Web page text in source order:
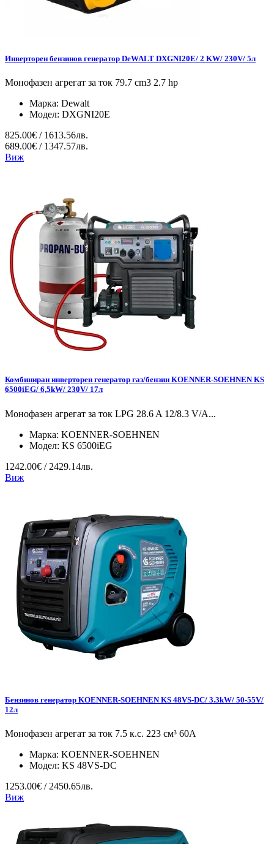
Инверторен бензинов генератор DeWALT DXGNI20E/ 2 KW/ 230V/ 5л
Монофазен агрегат за ток 79.7 cm3 2.7 hp
Марка: Dewalt
Модел: DXGNI20E
825.00€ / 1613.56лв.
689.00€ / 1347.57лв.
Виж
Комбиниран инверторен генератор газ/бензин KOENNER-SOEHNEN KS
6500iEG/ 6,5kW/ 230V/ 17л
Монофазен агрегат за ток LPG 28.6 A 12/8.3 V/А...
Марка: KOENNER-SOEHNEN
Модел: KS 6500iEG
1242.00€ / 2429.14лв.
Виж
Бензинов генератор KOENNER-SOEHNEN KS 48VS-DC/ 3.3kW/ 50-55V/
12л
Монофазен агрегат за ток 7.5 к.с. 223 см³ 60А
Марка: KOENNER-SOEHNEN
Модел: KS 48VS-DC
1253.00€ / 2450.65лв.
Виж